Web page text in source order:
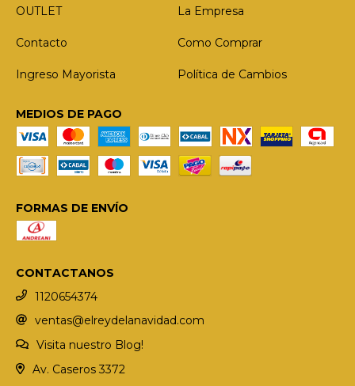
OUTLET La Empresa
Contacto Como Comprar
Ingreso Mayorista Política de Cambios
MEDIOS DE PAGO
FORMAS DE ENVÍO
CONTACTANOS
1120654374
ventas@elreydelanavidad.com
Visita nuestro Blog!
Av. Caseros 3372